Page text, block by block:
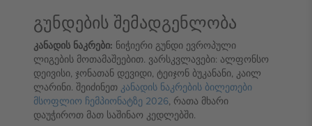
გუნდების შემადგენლობა
კანადის ნაკრები: ნიჭიერი გუნდი ევროპული
ლიგების მოთამაშეებით. ვარსკვლავები: ალფონსო
დეივისი, ჯონათან დევიდი, ტეიჯონ ბუკანანი, კაილ
ლარინი. შეიძინეთ კანადის ნაკრების ბილეთები
მსოფლიო ჩემპიონატზე 2026, რათა მხარი
დაუჭიროთ მათ საშინაო კედლებში.